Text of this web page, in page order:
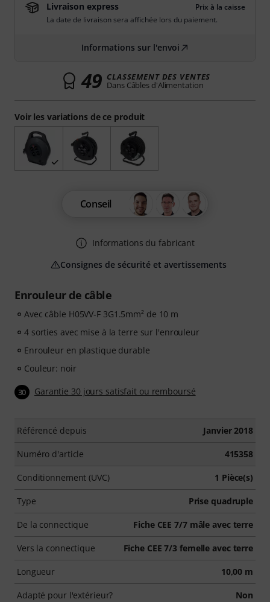
Enrouleur de câble
Avec câble H05VV-F 3G1.5mm² de 10 m
4 sorties avec mise à la terre sur l'enrouleur
Enrouleur en plastique durable
Couleur: noir
30 Garantie 30 jours satisfait ou remboursé
Référencé depuis Janvier 2018
Numéro d'article 415358
Conditionnement (UVC) 1 Pièce(s)
Type Prise quadruple
De la connectique Fiche CEE 7/7 mâle avec terre
Vers la connectique Fiche CEE 7/3 femelle avec terre
Longueur 10,00 m
Adapté pour l'extérieur? Non
Voir les variations de ce produit
Livraison express
Prix à la caisse
La date de livraison sera affichée lors du paiement.
Informations sur l'envoi
49 CLASSEMENT DES VENTES
Dans Câbles d'Alimentation
Conseil
Informations du fabricant
Consignes de sécurité et avertissements